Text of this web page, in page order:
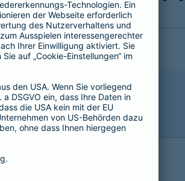
HYP